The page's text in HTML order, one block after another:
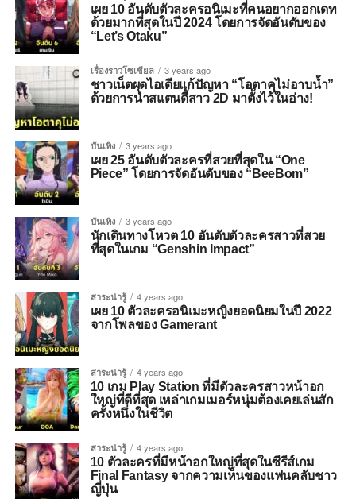
เผย 10 อันดับตัวละครอนิเมะที่คนอยากออกเดท
ด้วยมากที่สุดในปี 2024 โดยการจัดอันดับของ
“Let’s Otaku”
เรื่องราวโซเชียล 3 years ago
ชาวเน็ตผุดไอเดียแก้ปัญหา “โอตาคุไม่อาบน้ำ”
ด้วยการนำสแตนดี้สาว 2D มาตั้งไว้ในอ่าง!
บันเทิง 3 years ago
เผย 25 อันดับตัวละครที่สวยที่สุดใน “One
Piece” โดยการจัดอันดับของ “BeeBom”
บันเทิง 3 years ago
นักเดินทางโหวต 10 อันดับตัวละครสาวที่สวย
ที่สุดในเกม “Genshin Impact”
สาระน่ารู้ 4 years ago
เผย 10 ตัวละครอนิเมะหญิงยอดนิยมในปี 2022
จากโพลของ Gamerant
สาระน่ารู้ 4 years ago
10 เกม Play Station ที่มีตัวละครสาวหน้าอก
ใหญ่ที่ดีที่สุด เหล่าเกมเมอร์หนุ่มต้องเคยเล่นสัก
ครั้งหนึ่งในชีวิต
สาระน่ารู้ 4 years ago
10 ตัวละครที่มีหน้าอกใหญ่ที่สุดในซีรีส์เกม
Final Fantasy จากความเห็นของแฟนคลับชาว
ญี่ปุ่น